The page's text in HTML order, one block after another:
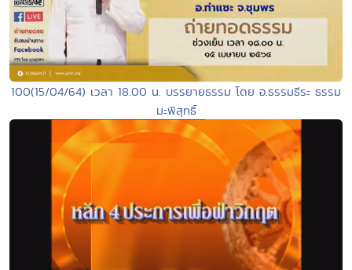
100(15/04/64) เวลา 18.00 น. บรรยายธรรม โดย อ.ธรรมธีระ ธรรม
มะพิสุทธิ์